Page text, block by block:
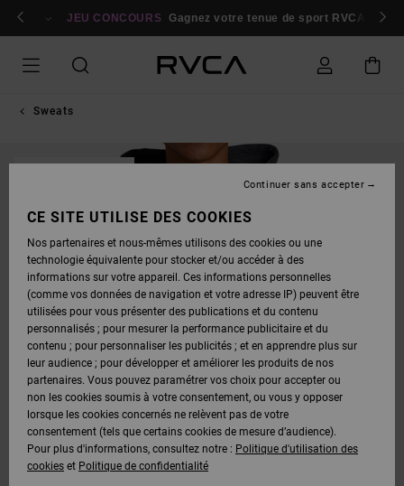
Se connecter / s'inscrire
JEU CONCOURS Gagnez votre tenue de sport RVCA
Sweats
CE SITE UTILISE DES COOKIES
Nos partenaires et nous-mêmes utilisons des cookies ou une
technologie équivalente pour stocker et/ou accéder à des
informations sur votre appareil. Ces informations personnelles
(comme vos données de navigation et votre adresse IP) peuvent être
utilisées pour vous présenter des publications et du contenu
personnalisés ; pour mesurer la performance publicitaire et du
contenu ; pour personnaliser les publicités ; et en apprendre plus sur
leur audience ; pour développer et améliorer les produits de nos
partenaires. Vous pouvez paramétrer vos choix pour accepter ou
non les cookies soumis à votre consentement, ou vous y opposer
lorsque les cookies concernés ne relèvent pas de votre
consentement (tels que certains cookies de mesure d’audience).
Pour plus d'informations, consultez notre : Politique d'utilisation des
cookies et Politique de confidentialité
Continuer sans accepter